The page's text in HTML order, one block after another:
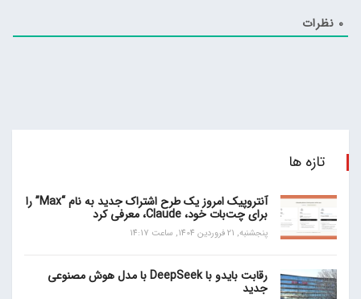
0 نظرات
تازه ها
آنتروپیک امروز یک طرح اشتراک جدید به نام “Max” را
برای چت‌بات خود، Claude، معرفی کرد
پنجشنبه, 21 فروردین 1404, ساعت 14:17
رقابت بایدو با DeepSeek با مدل هوش مصنوعی
جدید